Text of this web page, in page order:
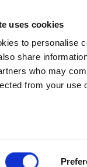
uses cookies
to personalise
share
who may
from your use